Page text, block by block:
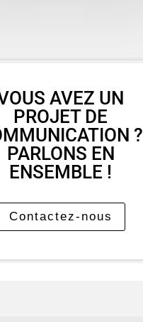
AVEZ UN
PROJET DE
?
PARLONS EN
ENSEMBLE !
Contactez-nous